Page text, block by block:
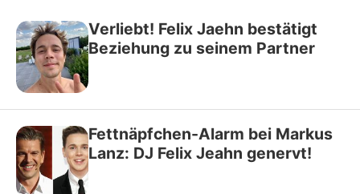
Verliebt! Felix Jaehn bestätigt
Beziehung zu seinem Partner
Fettnäpfchen-Alarm bei Markus
Lanz: DJ Felix Jeahn genervt!